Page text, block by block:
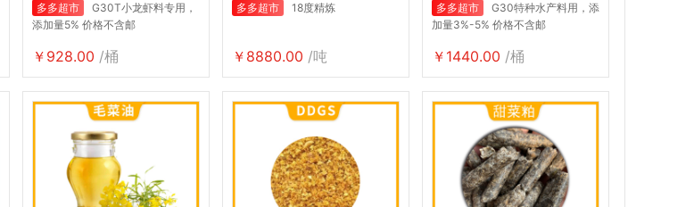
多多超市
G30T小龙虾料专用，
添加量5% 价格不含邮
￥928.00 /桶
多多超市 18度精炼
￥8880.00 /吨
多多超市
G30特种水产料用，添
加量3%-5% 价格不含邮
￥1440.00 /桶